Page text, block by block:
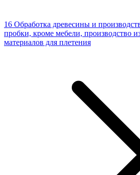
16 Обработка древесины и
пробки, кроме мебели, производство
материалов для плетения